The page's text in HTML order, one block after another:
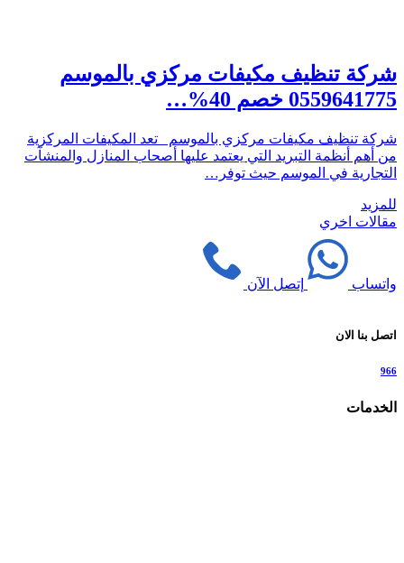
شركة تنظيف مكيفات مركزي بالموسم
0559641775 خصم 40%…
شركة تنظيف مكيفات مركزي بالموسم تعد المكيفات المركزية
من أهم أنظمة التبريد التي يعتمد عليها أصحاب المنازل والمنشآت
التجارية في الموسم حيث توفر…
للمزيد
مقالات اخري
واتساب إتصل الآن
اتصل بنا الان
966
الخدمات